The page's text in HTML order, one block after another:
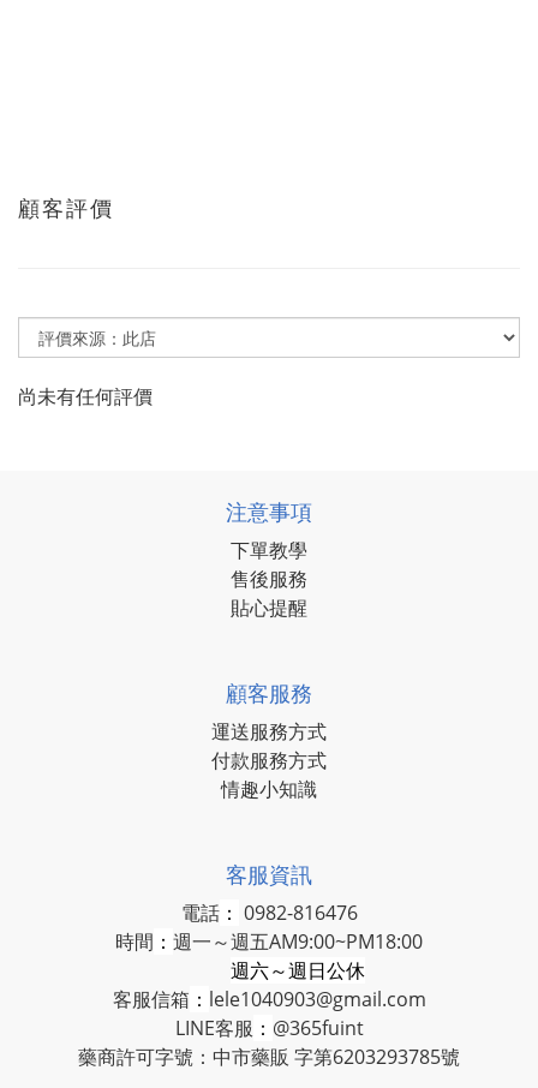
顧客評價
尚未有任何評價
注意事項
下單教學
售後服務
貼心提醒
顧客服務
運送服務方式
付款服務方式
情趣小知識
客服資訊
電話： 0982-816476
時間 ： 週一～週五AM9:00~PM18:00
週六～週日公休
客服信箱 ： lele1040903@gmail.com
LINE客服 ： @365fuint
藥商許可字號：中市藥販 字第6203293785號